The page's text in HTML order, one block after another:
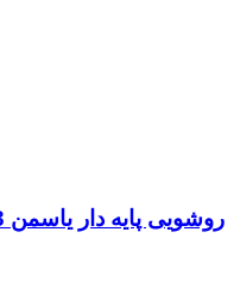
روشویی پایه دار یاسمن 63